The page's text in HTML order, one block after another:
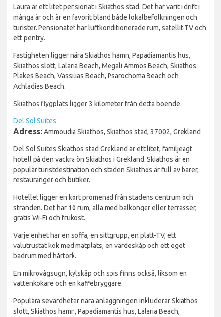
Laura är ett litet pensionat i Skiathos stad. Det har varit i drift i
många år och är en favorit bland både lokalbefolkningen och
turister. Pensionatet har luftkonditionerade rum, satellit-TV och
ett pentry.
Fastigheten ligger nära Skiathos hamn, Papadiamantis hus,
Skiathos slott, Lalaria Beach, Megali Ammos Beach, Skiathos
Plakes Beach, Vassilias Beach, Psarochoma Beach och
Achladies Beach.
Skiathos flygplats ligger 3 kilometer från detta boende.
Del Sol Suites
Adress:Ammoudia Skiathos, Skiathos stad, 37002, Grekland
Del Sol Suites Skiathos stad Grekland är ett litet, familjeägt
hotell på den vackra ön Skiathos i Grekland. Skiathos är en
populär turistdestination och staden Skiathos är full av barer,
restauranger och butiker.
Hotellet ligger en kort promenad från stadens centrum och
stranden. Det har 10 rum, alla med balkonger eller terrasser,
gratis Wi-Fi och frukost.
Varje enhet har en soffa, en sittgrupp, en platt-TV, ett
välutrustat kök med matplats, en värdeskåp och ett eget
badrum med hårtork.
En mikrovågsugn, kylskåp och spis finns också, liksom en
vattenkokare och en kaffebryggare.
Populära sevärdheter nära anläggningen inkluderar Skiathos
slott, Skiathos hamn, Papadiamantis hus, Lalaria Beach,